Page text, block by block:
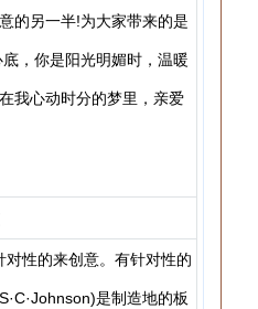
的另一半!为大家带来的是
，你是阳光明媚时，温暖
我心动时分的梦里，亲爱
性的来创意。有针对性的
是制造地的板